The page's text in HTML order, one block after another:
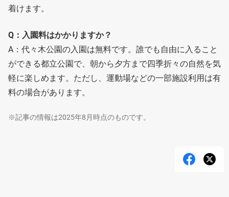
着けます。
Q：入園料はかかりますか？
A：代々木公園の入園は無料です。誰でも自由に入ること
ができる都立公園で、朝から夕方まで四季折々の自然を気
軽に楽しめます。ただし、運動場などの一部施設利用は有
料の場合があります。
※記事の情報は2025年8月時点のものです。